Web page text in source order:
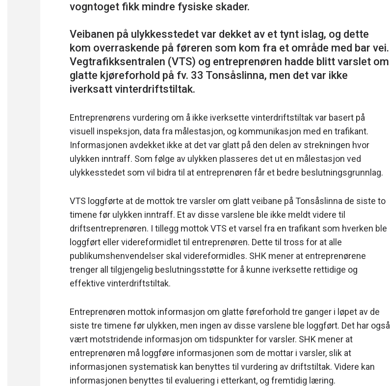
vogntoget fikk mindre fysiske skader.
Veibanen på ulykkesstedet var dekket av et tynt islag, og dette
kom overraskende på føreren som kom fra et område med bar vei.
Vegtrafikksentralen (VTS) og entreprenøren hadde blitt varslet om
glatte kjøreforhold på fv. 33 Tonsåslinna, men det var ikke
Entreprenørens vurdering om å ikke iverksette vinterdriftstiltak var basert på
visuell inspeksjon, data fra målestasjon, og kommunikasjon med en trafikant.
Informasjonen avdekket ikke at det var glatt på den delen av strekningen hvor
ulykken inntraff. Som følge av ulykken plasseres det ut en målestasjon ved
ulykkesstedet som vil bidra til at entreprenøren får et bedre beslutningsgrunnlag.
VTS loggførte at de mottok tre varsler om glatt veibane på Tonsåslinna de siste to
timene før ulykken inntraff. Et av disse varslene ble ikke meldt videre til
driftsentreprenøren. I tillegg mottok VTS et varsel fra en trafikant som hverken ble
loggført eller videreformidlet til entreprenøren. Dette til tross for at alle
publikumshenvendelser skal videreformidles. SHK mener at entreprenørene
trenger all tilgjengelig beslutningsstøtte for å kunne iverksette rettidige og
effektive vinterdriftstiltak.
Entreprenøren mottok informasjon om glatte føreforhold tre ganger i løpet av de
siste tre timene før ulykken, men ingen av disse varslene ble loggført. Det har også
vært motstridende informasjon om tidspunkter for varsler. SHK mener at
entreprenøren må loggføre informasjonen som de mottar i varsler, slik at
informasjonen systematisk kan benyttes til vurdering av driftstiltak. Videre kan
informasjonen benyttes til evaluering i etterkant, og fremtidig læring.